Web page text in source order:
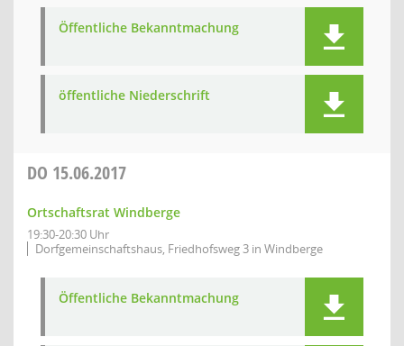
Öffentliche Bekanntmachung
öffentliche Niederschrift
DO 15.06.2017
Ortschaftsrat Windberge
19:30-20:30 Uhr
Dorfgemeinschaftshaus, Friedhofsweg 3 in Windberge
Öffentliche Bekanntmachung